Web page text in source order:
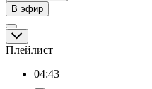
В эфир
Плейлист
04:43